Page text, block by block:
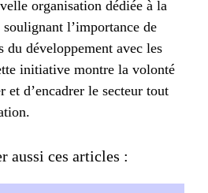
organisation dédiée à la
l’importance de
du développement avec les
initiative montre la volonté
et d’encadrer le secteur tout
aussi ces articles :